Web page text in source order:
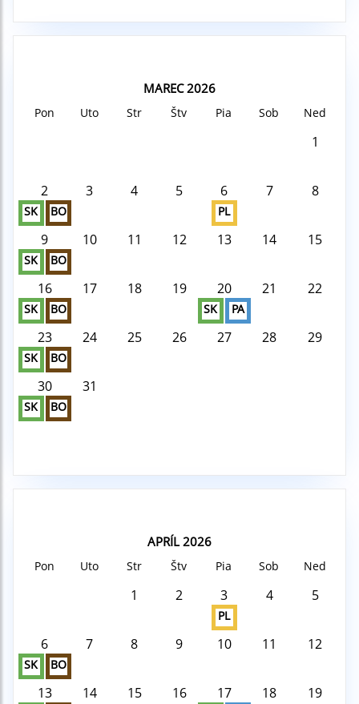
MAREC 2026
Pon Uto Str Štv Pia Sob Ned
1
2
SK BO
3 4 5 6
PL
7 8
9
SK BO
10 11 12 13 14 15
16
SK BO
17 18 19 20
SK PA
21 22
23
SK BO
24 25 26 27 28 29
30
SK BO
31
APRÍL 2026
Pon Uto Str Štv Pia Sob Ned
1 2 3
PL
4 5
6
SK BO
7 8 9 10 11 12
13 14 15 16 17 18 19